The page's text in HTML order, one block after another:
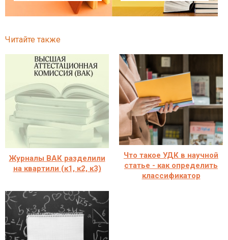
Читайте также
Журналы ВАК разделили
на квартили (к1, к2, к3)
Что такое УДК в научной
статье - как определить
классификатор